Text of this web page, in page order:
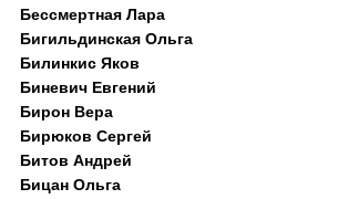
Бессмертная Лара
Бигильдинская Ольга
Билинкис Яков
Биневич Евгений
Бирон Вера
Бирюков Сергей
Битов Андрей
Бицан Ольга